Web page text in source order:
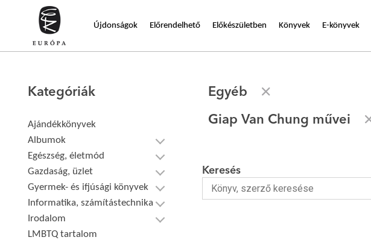
Újdonságok Előrendelhető Előkészületben Könyvek E-könyvek
Kategóriák
Ajándékkönyvek
Albumok
Egészség, életmód
Gazdaság, üzlet
Gyermek- és ifjúsági könyvek
Informatika, számítástechnika
Irodalom
LMBTQ tartalom
Egyéb
Giap Van Chung művei
Keresés